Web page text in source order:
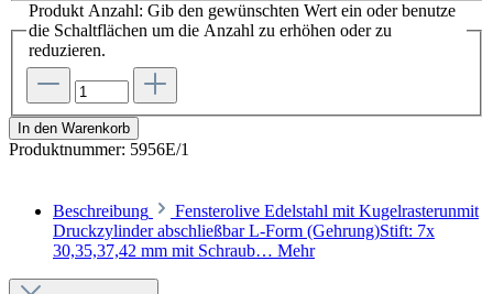
Produkt Anzahl: Gib den gewünschten Wert ein oder benutze
die Schaltflächen um die Anzahl zu erhöhen oder zu
reduzieren.
In den Warenkorb
Produktnummer: 5956E/1
Beschreibung
Fensterolive Edelstahl mit Kugelrasterunmit
Druckzylinder abschließbar L-Form (Gehrung)Stift: 7x
30,35,37,42 mm mit Schraub… Mehr